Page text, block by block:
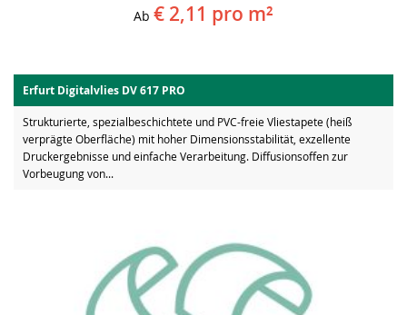
Ab € 2,11 pro m²
Erfurt Digitalvlies DV 617 PRO
Strukturierte, spezialbeschichtete und PVC-freie Vliestapete (heiß
verprägte Oberfläche) mit hoher Dimensionsstabilität, exzellente
Druckergebnisse und einfache Verarbeitung. Diffusionsoffen zur
Vorbeugung von...